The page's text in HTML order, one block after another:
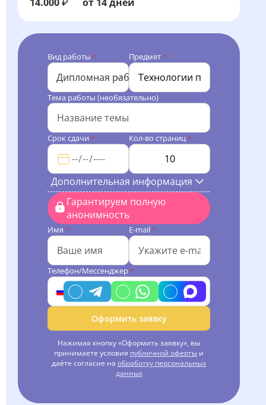
₽
Вид работы *
Дипломная работа
Предмет *
Тема работы (необязательно)
Срок сдачи * Кол-во страниц *
Дополнительная информация
Гарантируем полную
анонимность
Имя * E-mail *
Телефон/Мессенджер *
Оформить заявку
Нажимая кнопку «Оформить заявку», вы
принимаете условия публичной оферты и
даёте согласие на обработку персональных
данных